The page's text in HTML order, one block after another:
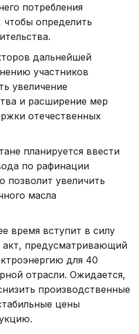
потребления
чтобы определить
дальнейшей
участников
увеличение
и расширение мер
отечественных
планируется ввести
по рафинации
позволит увеличить
масла
время вступит в силу
предусматривающий
для 40
отрасли. Ожидается,
производственные
цены